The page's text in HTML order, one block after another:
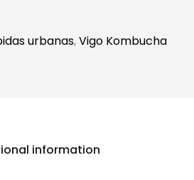
urbanas,Vigo Kombucha
information